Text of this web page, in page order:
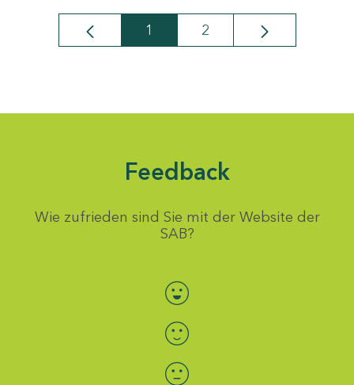
Seite
1 Seite
2
Feedback
Wie zufrieden sind Sie mit der Website der
SAB?
Bewertung auswählen